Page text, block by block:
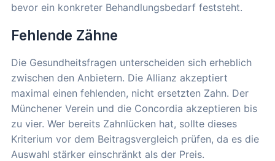
bevor ein konkreter Behandlungsbedarf feststeht.
Fehlende Zähne
Die Gesundheitsfragen unterscheiden sich erheblich
zwischen den Anbietern. Die Allianz akzeptiert
maximal einen fehlenden, nicht ersetzten Zahn. Der
Münchener Verein und die Concordia akzeptieren bis
zu vier. Wer bereits Zahnlücken hat, sollte dieses
Kriterium vor dem Beitragsvergleich prüfen, da es die
Auswahl stärker einschränkt als der Preis.